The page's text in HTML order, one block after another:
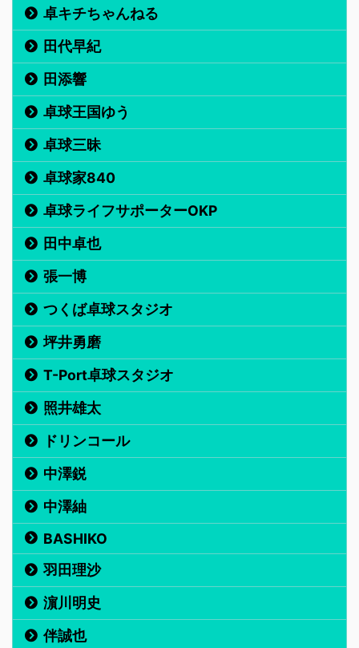
卓キチちゃんねる
田代早紀
田添響
卓球王国ゆう
卓球三昧
卓球家840
卓球ライフサポーターOKP
田中卓也
張一博
つくば卓球スタジオ
坪井勇磨
T-Port卓球スタジオ
照井雄太
ドリンコール
中澤鋭
中澤紬
BASHIKO
羽田理沙
濵川明史
伴誠也